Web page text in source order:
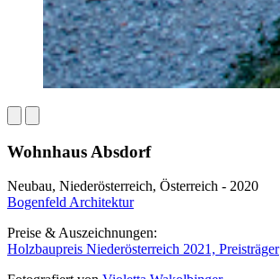
Wohnhaus Absdorf
Neubau, Niederösterreich, Österreich - 2020
Bogenfeld Architektur
Preise & Auszeichnungen:
Holzbaupreis Niederösterreich 2021, Preisträger